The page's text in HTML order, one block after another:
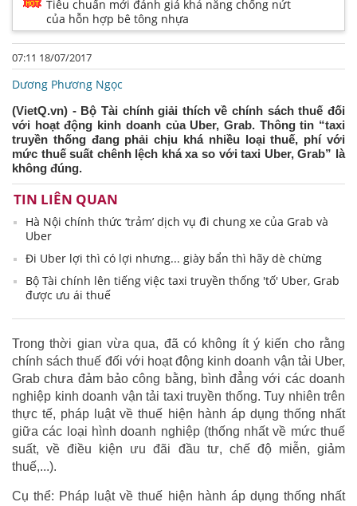
Tiêu chuẩn mới đánh giá khả năng chống nứt
của hỗn hợp bê tông nhựa
07:11 18/07/2017
Dương Phương Ngọc
(VietQ.vn) - Bộ Tài chính giải thích về chính sách thuế đối
với hoạt động kinh doanh của Uber, Grab. Thông tin “taxi
truyền thống đang phải chịu khá nhiều loại thuế, phí với
mức thuế suất chênh lệch khá xa so với taxi Uber, Grab” là
không đúng.
TIN LIÊN QUAN
Hà Nội chính thức ‘trảm’ dịch vụ đi chung xe của Grab và
Uber
Đi Uber lợi thì có lợi nhưng... giày bẩn thì hãy dè chừng
Bộ Tài chính lên tiếng việc taxi truyền thống 'tố' Uber, Grab
được ưu ái thuế
Trong thời gian vừa qua, đã có không ít ý kiến cho rằng
chính sách thuế đối với hoạt động kinh doanh vận tải Uber,
Grab chưa đảm bảo công bằng, bình đẳng với các doanh
nghiệp kinh doanh vận tải taxi truyền thống. Tuy nhiên trên
thực tế, pháp luật về thuế hiện hành áp dụng thống nhất
giữa các loại hình doanh nghiệp (thống nhất về mức thuế
suất, về điều kiện ưu đãi đầu tư, chế độ miễn, giảm
thuế,...).
Cụ thể: Pháp luật về thuế hiện hành áp dụng thống nhất